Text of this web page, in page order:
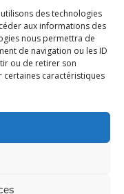
des technologies
aux informations des
nous permettra de
de navigation ou les ID
ou de retirer son
certaines caractéristiques